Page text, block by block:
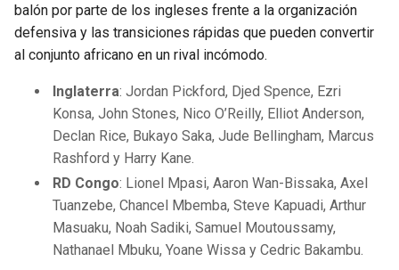
balón por parte de los ingleses frente a la organización
defensiva y las transiciones rápidas que pueden convertir
al conjunto africano en un rival incómodo.
Inglaterra: Jordan Pickford, Djed Spence, Ezri
Konsa, John Stones, Nico O’Reilly, Elliot Anderson,
Declan Rice, Bukayo Saka, Jude Bellingham, Marcus
Rashford y Harry Kane.
RD Congo: Lionel Mpasi, Aaron Wan-Bissaka, Axel
Tuanzebe, Chancel Mbemba, Steve Kapuadi, Arthur
Masuaku, Noah Sadiki, Samuel Moutoussamy,
Nathanael Mbuku, Yoane Wissa y Cedric Bakambu.